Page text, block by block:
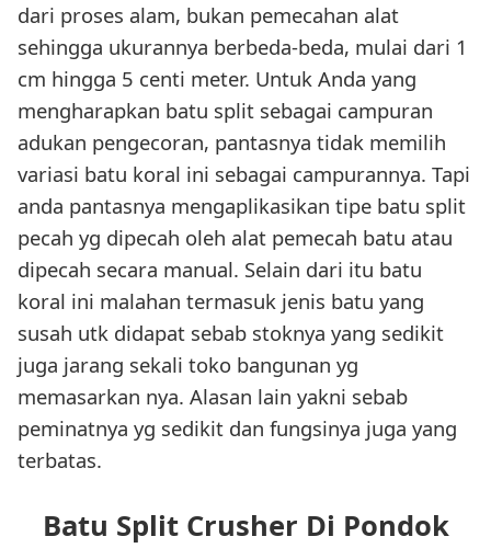
dari proses alam, bukan pemecahan alat
sehingga ukurannya berbeda-beda, mulai dari 1
cm hingga 5 centi meter. Untuk Anda yang
mengharapkan batu split sebagai campuran
adukan pengecoran, pantasnya tidak memilih
variasi batu koral ini sebagai campurannya. Tapi
anda pantasnya mengaplikasikan tipe batu split
pecah yg dipecah oleh alat pemecah batu atau
dipecah secara manual. Selain dari itu batu
koral ini malahan termasuk jenis batu yang
susah utk didapat sebab stoknya yang sedikit
juga jarang sekali toko bangunan yg
memasarkan nya. Alasan lain yakni sebab
peminatnya yg sedikit dan fungsinya juga yang
terbatas.
Batu Split Crusher Di Pondok